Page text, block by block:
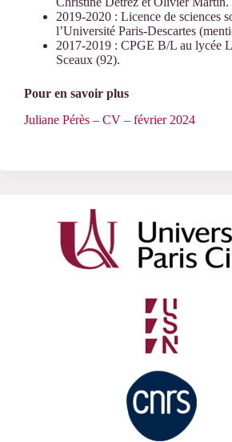
2019-2020 : Licence de sciences
l’Université Paris-Descartes
2017-2019 : CPGE B/L au lycée
Sceaux (92).
Pour en savoir plus
Juliane Pérès – CV – février 2024